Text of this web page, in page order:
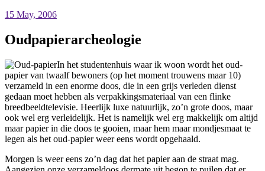
15 May, 2006
Oudpapierarcheologie
In het studentenhuis waar ik woon wordt het oud-
papier van twaalf bewoners (op het moment trouwens maar 10)
verzameld in een enorme doos, die in een grijs verleden dienst
gedaan moet hebben als verpakkingsmateriaal van een flinke
breedbeeldtelevisie. Heerlijk luxe natuurlijk, zo’n grote doos, maar
ook wel erg verleidelijk. Het is namelijk wel erg makkelijk om altijd
maar papier in die doos te gooien, maar hem maar mondjesmaat te
legen als het oud-papier weer eens wordt opgehaald.
Morgen is weer eens zo’n dag dat het papier aan de straat mag.